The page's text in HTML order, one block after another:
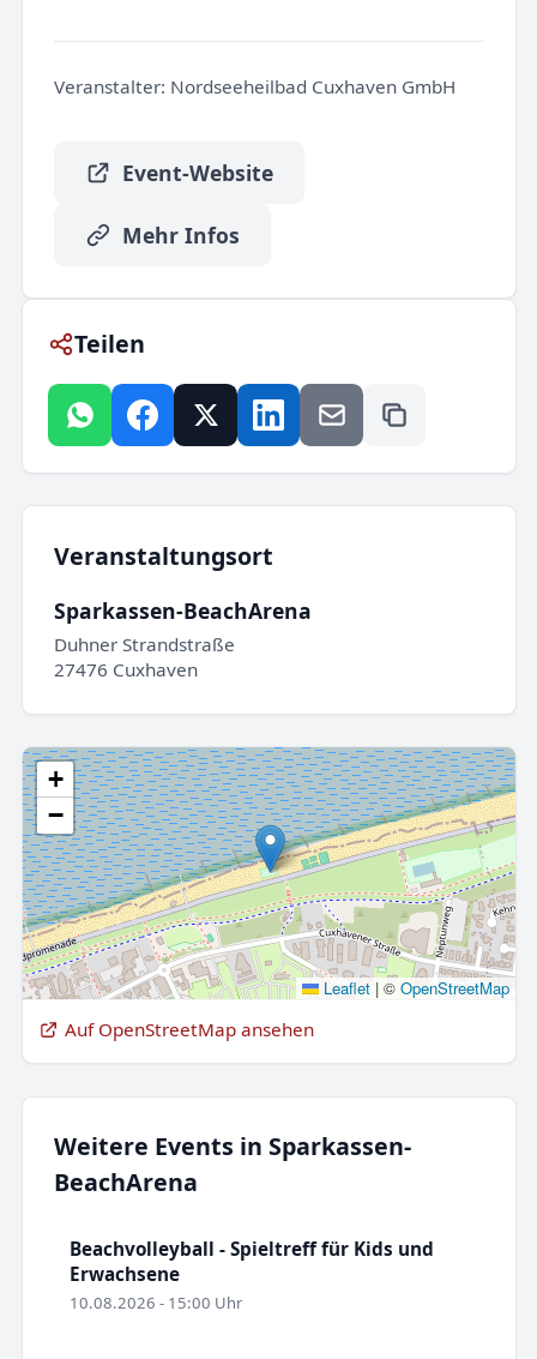
Veranstalter: Nordseeheilbad Cuxhaven GmbH
Event-Website
Mehr Infos
Teilen
Veranstaltungsort
Sparkassen-BeachArena
Duhner Strandstraße
27476 Cuxhaven
+
−
Leaflet |© OpenStreetMap
Auf OpenStreetMap ansehen
Weitere Events in Sparkassen-
BeachArena
Beachvolleyball - Spieltreff für Kids und
Erwachsene
10.08.2026 - 15:00 Uhr